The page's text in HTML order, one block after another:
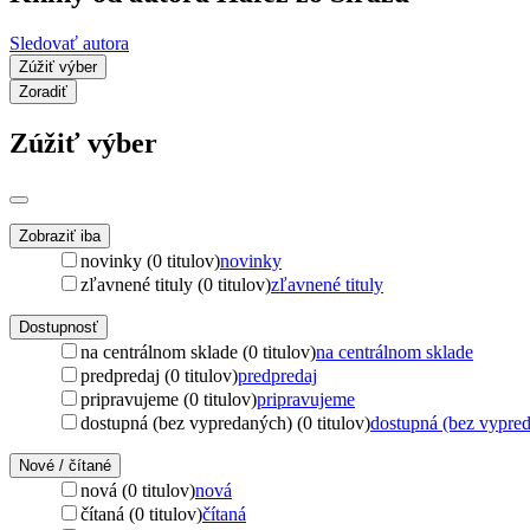
Sledovať autora
Zúžiť výber
Zoradiť
Zúžiť výber
Zobraziť iba
novinky (0 titulov)novinky
zľavnené tituly (0 titulov)zľavnené tituly
Dostupnosť
na centrálnom sklade (0 titulov)na centrálnom sklade
predpredaj (0 titulov)predpredaj
pripravujeme (0 titulov)pripravujeme
dostupná (bez vypredaných) (0 titulov)dostupná (bez
Nové / čítané
nová (0 titulov)nová
čítaná (0 titulov)čítaná